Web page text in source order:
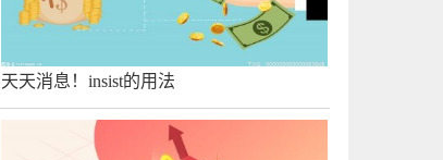
天天消息！insist的用法